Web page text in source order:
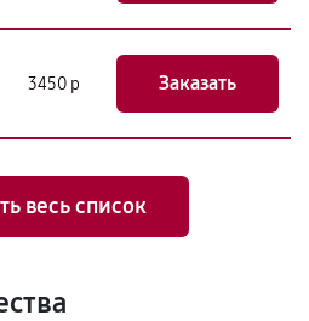
3450 р Заказать
весь список